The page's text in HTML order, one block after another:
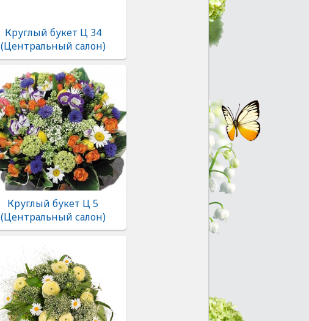
Круглый букет Ц 34
(Центральный салон)
Круглый букет Ц 5
(Центральный салон)